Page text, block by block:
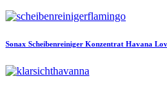
Sonax Scheibenreiniger Konzentrat Havana